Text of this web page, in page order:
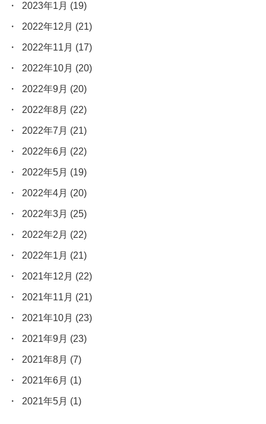
2023年1月 (19)
2022年12月 (21)
2022年11月 (17)
2022年10月 (20)
2022年9月 (20)
2022年8月 (22)
2022年7月 (21)
2022年6月 (22)
2022年5月 (19)
2022年4月 (20)
2022年3月 (25)
2022年2月 (22)
2022年1月 (21)
2021年12月 (22)
2021年11月 (21)
2021年10月 (23)
2021年9月 (23)
2021年8月 (7)
2021年6月 (1)
2021年5月 (1)